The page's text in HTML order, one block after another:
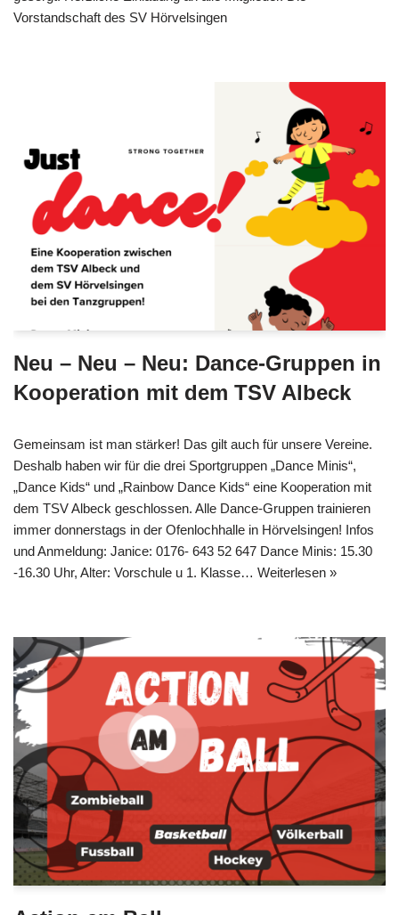
Vorstandschaft des SV Hörvelsingen
Neu – Neu – Neu: Dance-Gruppen in
Kooperation mit dem TSV Albeck
Gemeinsam ist man stärker! Das gilt auch für unsere Vereine.
Deshalb haben wir für die drei Sportgruppen „Dance Minis“,
„Dance Kids“ und „Rainbow Dance Kids“ eine Kooperation mit
dem TSV Albeck geschlossen. Alle Dance-Gruppen trainieren
immer donnerstags in der Ofenlochhalle in Hörvelsingen! Infos
und Anmeldung: Janice: 0176- 643 52 647 Dance Minis: 15.30
-16.30 Uhr, Alter: Vorschule u 1. Klasse… Weiterlesen »